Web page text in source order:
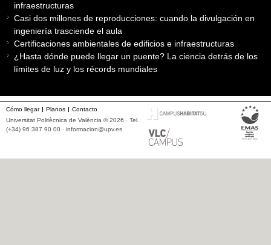
infraestructuras
Casi dos millones de reproducciones: cuando la divulgación en
ingeniería trasciende el aula
Certificaciones ambientales de edificios e infraestructuras
¿Hasta dónde puede llegar un puente? La ciencia detrás de los
límites de luz y los récords mundiales
Cómo llegar Planos
Contacto
Universitat Politècnica de València © 2026 · Tel.
(+34) 96 387 90 00 · informacion@upv.es